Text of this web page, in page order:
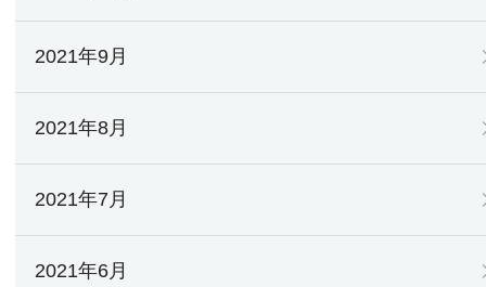
2021年9月
2021年8月
2021年7月
2021年6月